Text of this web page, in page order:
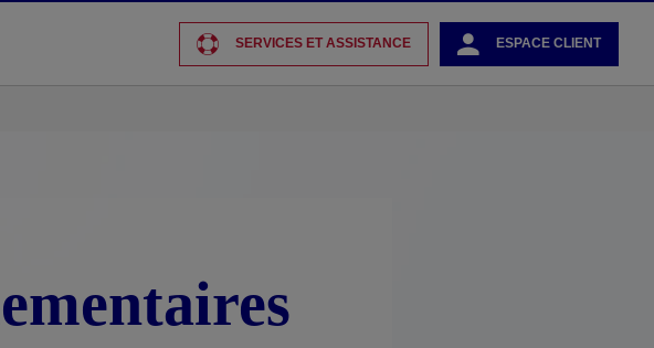
SERVICES ET ASSISTANCE ESPACE CLIENT